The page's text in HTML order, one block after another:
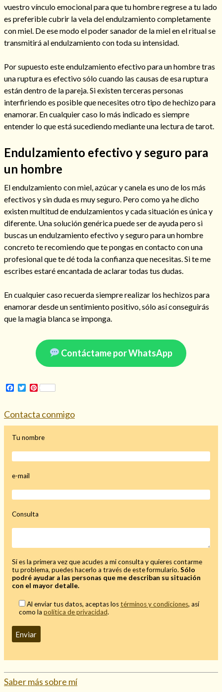
Endulzamiento
Consulta de tarot online
Hechizo de alejamiento
Alejamiento
(208)
(145)
Cómo recuperar a mi ex
Infidelidad(104)
Rituales(72)
Tarot online
Mi rincón
Mis libros favoritos
vuestro vínculo emocional para que tu hombre regrese a tu lado
es preferible cubrir la vela del endulzamiento completamente
con miel. De ese modo el poder sanador de la miel en el ritual se
transmitirá al endulzamiento con toda su intensidad.
Por supuesto este endulzamiento efectivo para un hombre tras
una ruptura es efectivo sólo cuando las causas de esa ruptura
están dentro de la pareja. Si existen terceras personas
interfiriendo es posible que necesites otro tipo de hechizo para
enamorar. En cualquier caso lo más indicado es siempre
entender lo que está sucediendo mediante una lectura de tarot.
Endulzamiento efectivo y seguro para
un hombre
El endulzamiento con miel, azúcar y canela es uno de los más
efectivos y sin duda es muy seguro. Pero como ya he dicho
existen multitud de endulzamientos y cada situación es única y
diferente. Una solución genérica puede ser de ayuda pero si
buscas un endulzamiento efectivo y seguro para un hombre
concreto te recomiendo que te pongas en contacto con una
profesional que te dé toda la confianza que necesitas. Si te me
escribes estaré encantada de aclarar todas tus dudas.
En cualquier caso recuerda siempre realizar los hechizos para
enamorar desde un sentimiento positivo, sólo así conseguirás
que la magia blanca se imponga.
Contáctame por WhatsApp
Facebook
TwitterPinterest
Contacta conmigo
Tu nombre
e-mail
Consulta
Si es la primera vez que acudes a mi consulta y quieres contarme
tu problema, puedes hacerlo a través de este formulario.Sólo
podré ayudar a las personas que me describan su situación
con el mayor detalle.
Al enviar tus datos, aceptas lostérminos y condiciones, así
como la política de privacidad.
Saber más sobre mí